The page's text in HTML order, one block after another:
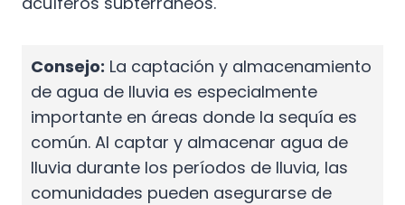
Consejo: La captación y almacenamiento
de agua de lluvia es especialmente
importante en áreas donde la sequía es
común. Al captar y almacenar agua de
lluvia durante los períodos de lluvia, las
comunidades pueden asegurarse de